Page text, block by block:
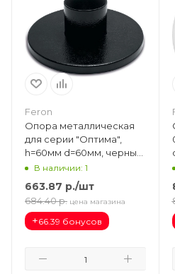
Feron
Опора металлическая
для серии "Оптима",
h=60мм d=60мм, черный
OМ 0,06 11616
В наличии: 1
663.87 р./шт
684.40 р. цена магазина
+66.39 бонусов